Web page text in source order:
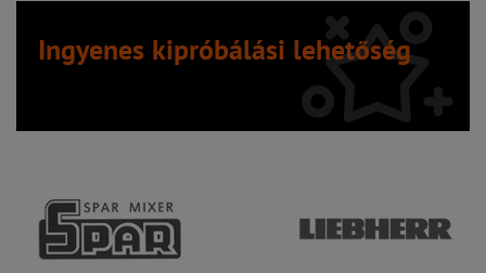
Ingyenes kipróbálási lehetőség